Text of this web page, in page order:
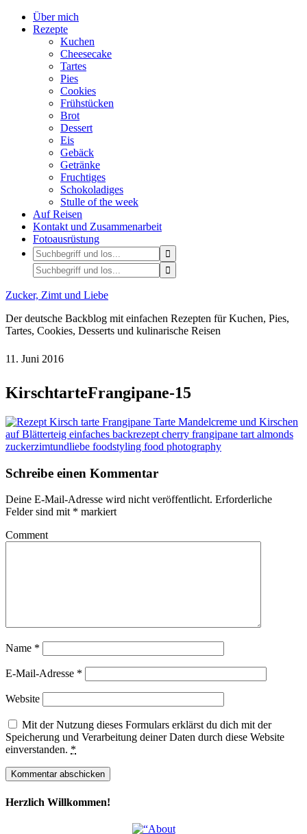
Über mich
Rezepte
Kuchen
Cheesecake
Tartes
Pies
Cookies
Frühstücken
Brot
Dessert
Eis
Gebäck
Getränke
Fruchtiges
Schokoladiges
Stulle of the week
Auf Reisen
Kontakt und Zusammenarbeit
Fotoausrüstung
Zucker, Zimt und Liebe
Der deutsche Backblog mit einfachen Rezepten für Kuchen, Pies,
Tartes, Cookies, Desserts und kulinarische Reisen
11. Juni 2016
KirschtarteFrangipane-15
Schreibe einen Kommentar
Deine E-Mail-Adresse wird nicht veröffentlicht. Erforderliche
Felder sind mit * markiert
Comment
Name *
E-Mail-Adresse *
Website
Mit der Nutzung dieses Formulars erklärst du dich mit der
Speicherung und Verarbeitung deiner Daten durch diese Website
einverstanden. *
Herzlich Willkommen!